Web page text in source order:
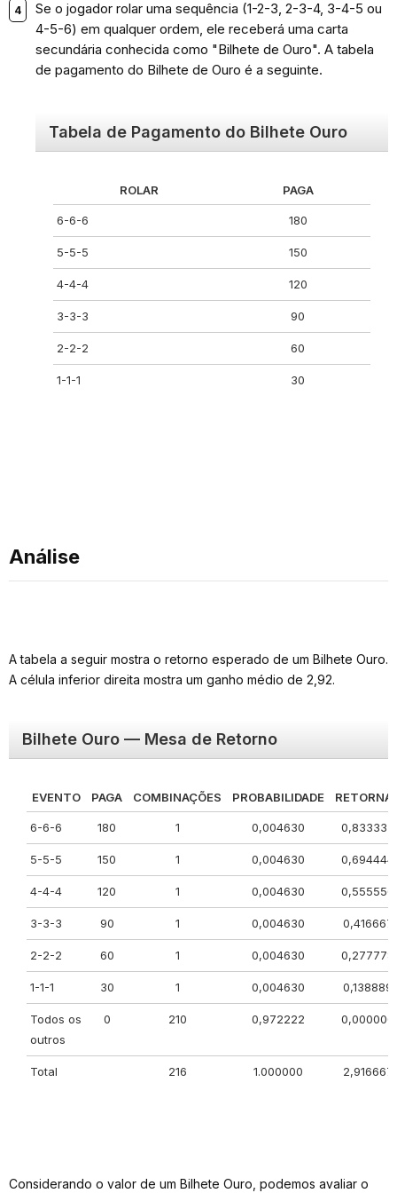
Se o jogador rolar uma sequência (1-2-3, 2-3-4, 3-4-5 ou
4-5-6) em qualquer ordem, ele receberá uma carta
secundária conhecida como "Bilhete de Ouro". A tabela
de pagamento do Bilhete de Ouro é a seguinte.
Tabela de Pagamento do Bilhete Ouro
ROLAR PAGA
6-6-6 180
5-5-5 150
4-4-4 120
3-3-3 90
2-2-2 60
1-1-1 30
Análise
A tabela a seguir mostra o retorno esperado de um Bilhete Ouro.
A célula inferior direita mostra um ganho médio de 2,92.
Bilhete Ouro — Mesa de Retorno
EVENTO PAGA COMBINAÇÕES PROBABILIDADE
6-6-6 180 1 0,004630 0,833333
5-5-5 150 1 0,004630 0,694444
4-4-4 120 1 0,004630 0,555556
3-3-3 90 1 0,004630 0,416667
2-2-2 60 1 0,004630 0,277778
1-1-1 30 1 0,004630 0,138889
Todos os
outros
0 210 0,972222 0,000000
Total 216 1.000000 2,916667
Considerando o valor de um Bilhete Ouro, podemos avaliar o